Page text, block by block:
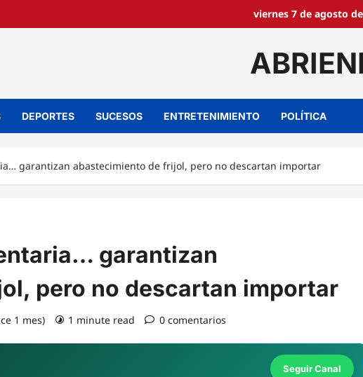
viernes 7 de agosto
DEPORTES SUCESOS ENTRETENIMIENTO POLÍTICA
garantizan abastecimiento de frijol, pero no descartan importar
garantizan
pero no descartan importar
1 mes) 1 minute read 0 comentarios
Seguir Canal